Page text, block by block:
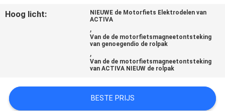
PRIVACYBELEID
Hoog licht:
NIEUWE de Motorfiets Elektrodelen van
ACTIVA
,
Van de de motorfietsmagneetontsteking
van genoegendio de rolpak
,
Van de de motorfietsmagneetontsteking
van ACTIVA NIEUW de rolpak
BESTE PRIJS